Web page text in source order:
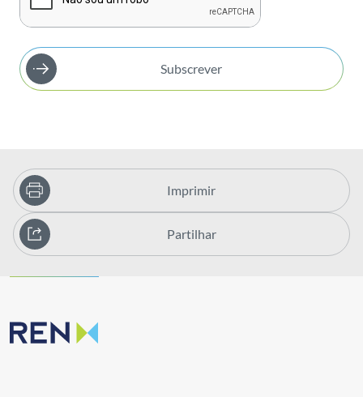
Subscrever
Imprimir
Partilhar